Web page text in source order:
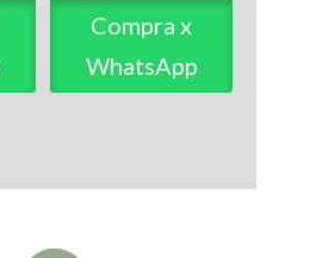
Compra x
WhatsApp